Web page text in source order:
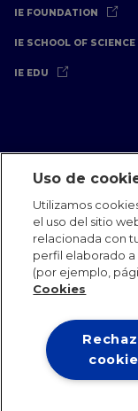
IE FOUNDATION
IE SCHOOL OF
IE EDU
Oficinas Internacionales
Equipo de
IE 2026
Uso de
Utilizamos
el uso del sitio
relacionada con
perfil elaborado
(por ejemplo,
Cookies